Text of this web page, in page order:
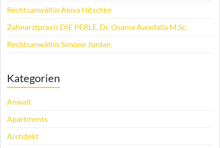
Rechtsanwältin Alexa Nitschke
Zahnarztpraxis DIE PERLE, Dr. Osama Awadalla M.Sc.
Rechtsanwältin Simone Jordan
Kategorien
Anwalt
Apartments
Architekt